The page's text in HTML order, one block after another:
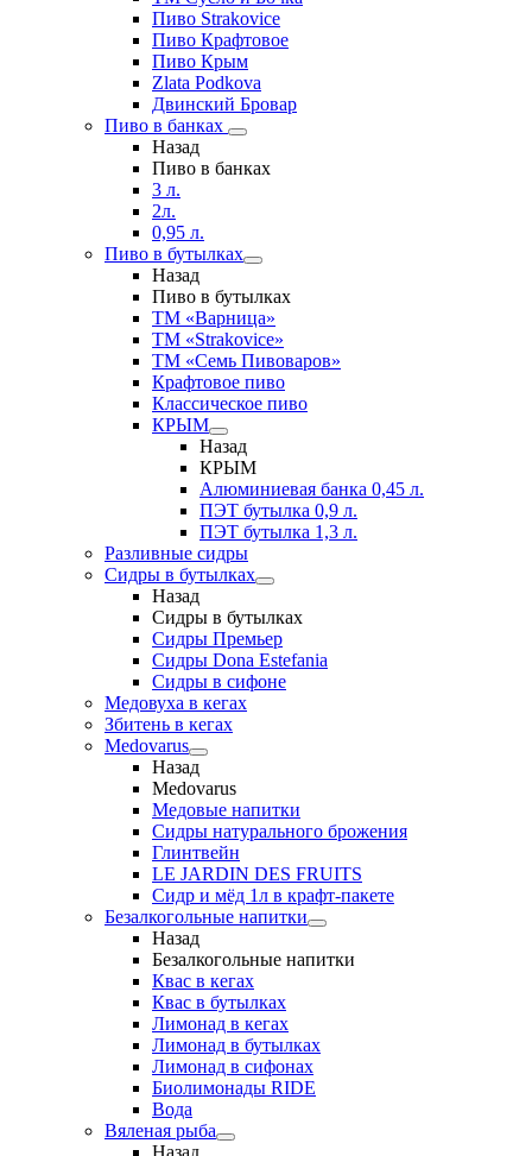
Пиво Strakovice
Пиво Крафтовое
Пиво Крым
Zlata Podkova
Двинский Бровар
Пиво в банках
Назад
Пиво в банках
3 л.
2л.
0,95 л.
Пиво в бутылках
Назад
Пиво в бутылках
ТМ «Варница»
ТМ «Strakovice»
ТМ «Семь Пивоваров»
Крафтовое пиво
Классическое пиво
КРЫМ
Назад
КРЫМ
Алюминиевая банка 0,45 л.
ПЭТ бутылка 0,9 л.
ПЭТ бутылка 1,3 л.
Разливные сидры
Сидры в бутылках
Назад
Сидры в бутылках
Сидры Премьер
Сидры Dona Estefania
Сидры в сифоне
Медовуха в кегах
Збитень в кегах
Medovarus
Назад
Medovarus
Медовые напитки
Сидры натурального брожения
Глинтвейн
LE JARDIN DES FRUITS
Сидр и мёд 1л в крафт-пакете
Безалкогольные напитки
Назад
Безалкогольные напитки
Квас в кегах
Квас в бутылках
Лимонад в кегах
Лимонад в бутылках
Лимонад в сифонах
Биолимонады RIDE
Вода
Вяленая рыба
Назад